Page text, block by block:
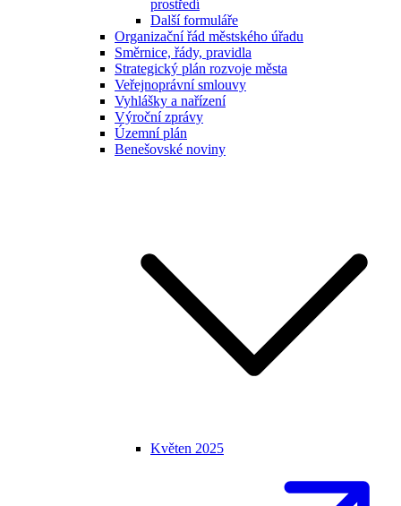
prostředí
Další formuláře
Organizační řád městského úřadu
Směrnice, řády, pravidla
Strategický plán rozvoje města
Veřejnoprávní smlouvy
Vyhlášky a nařízení
Výroční zprávy
Územní plán
Benešovské noviny
Květen 2025